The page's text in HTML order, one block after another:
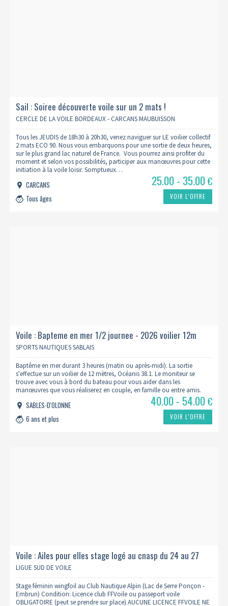
Sail : Soiree découverte voile sur un 2 mats !
CERCLE DE LA VOILE BORDEAUX - CARCANS MAUBUISSON
Tous les JEUDIS de 18h30 à 20h30, venez naviguer sur LE voilier collectif
2 mats ECO 90. Nous vous embarquons pour une sortie de deux heures,
sur le plus grand lac naturel de France. Vous pourrez ainsi profiter du
moment et selon vos possibilités, participer aux manœuvres pour cette
initiation à la voile loisir. Somptueux…
CARCANS
Tous âges
25.00 - 35.00€
VOIR L’OFFRE
Voile : Bapteme en mer 1/2 journee - 2026 voilier 12m
SPORTS NAUTIQUES SABLAIS
Baptême en mer durant 3 heures (matin ou après-midi). La sortie
s'effectue sur un voilier de 12 mètres, Océanis 38.1. Le moniteur se
trouve avec vous à bord du bateau pour vous aider dans les
manœuvres que vous réaliserez en couple, en famille ou entre amis.
SABLES-D'OLONNE
6 ans et plus
40.00 - 54.00€
VOIR L’OFFRE
Voile : Ailes pour elles stage logé au cnasp du 24 au 27
aout 2026
LIGUE SUD DE VOILE
Stage féminin wingfoil au Club Nautique Alpin (Lac de Serre Ponçon -
Embrun) Condition: Licence club FFVoile ou passeport voile
OBLIGATOIRE (peut se prendre sur place) AUCUNE LICENCE FFVOILE NE